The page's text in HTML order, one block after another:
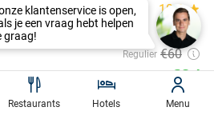
10.0star
Regulier €60
€34
favorite_border
Restaurants Hotels Menu
klantenservice is open,
je een vraag hebt helpen
graag!